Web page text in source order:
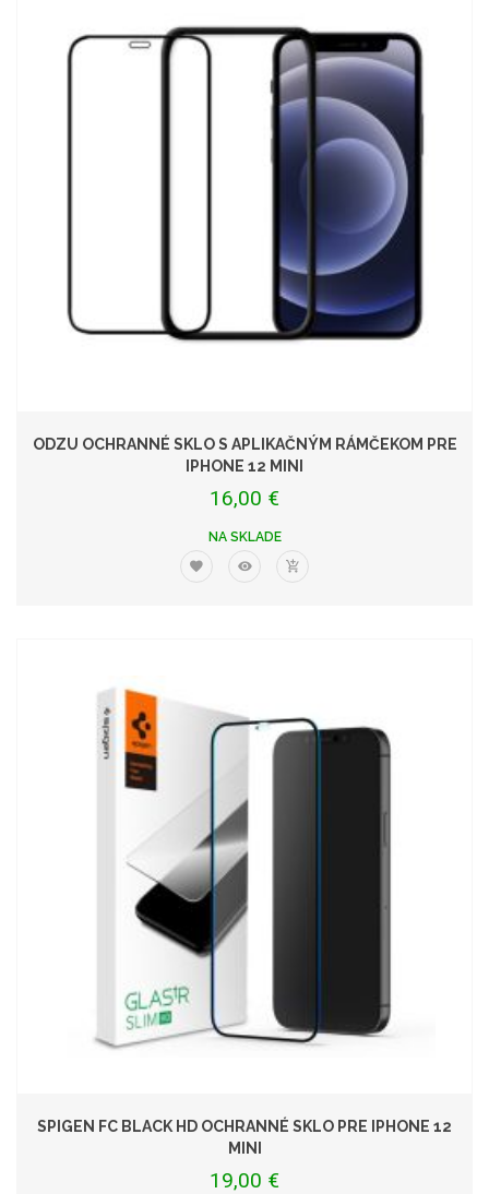
ODZU OCHRANNÉ SKLO S APLIKAČNÝM RÁMČEKOM PRE
IPHONE 12 MINI
16,00 €
NA SKLADE
SPIGEN FC BLACK HD OCHRANNÉ SKLO PRE IPHONE 12
MINI
19,00 €